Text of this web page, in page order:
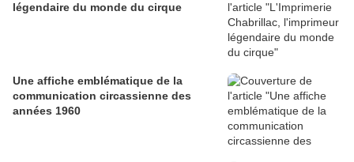
légendaire du monde du cirque
Une affiche emblématique de la
communication circassienne des
années 1960